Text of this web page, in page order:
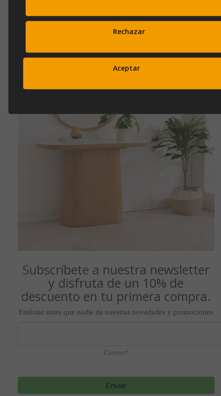
Añadir a la cesta
LIBRERÍA NASHVILLE MANGO/HIERRO (95X45X130)
872,00 €
Añadir a la cesta
ESTANTERÍA AXEL 5 ESTANTES MADERA/HIERRO
(120X39X165)
Subscríbete a nuestra newsletter
y disfruta de un 10% de
descuento en tu primera compra.
Entérate antes que nadie de nuestras novedades y promociones
Correo*
Enviar
Rechazar
Aceptar